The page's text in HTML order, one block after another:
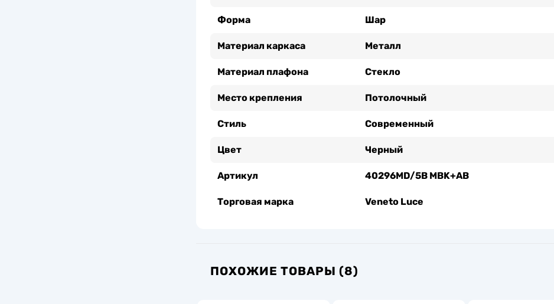
Форма Шар
Материал каркаса Металл
Материал плафона Стекло
Место крепления Потолочный
Стиль Современный
Цвет Черный
Артикул 40296MD/5B MBK+AB
Торговая марка Veneto Luce
ПОХОЖИЕ ТОВАРЫ (8)